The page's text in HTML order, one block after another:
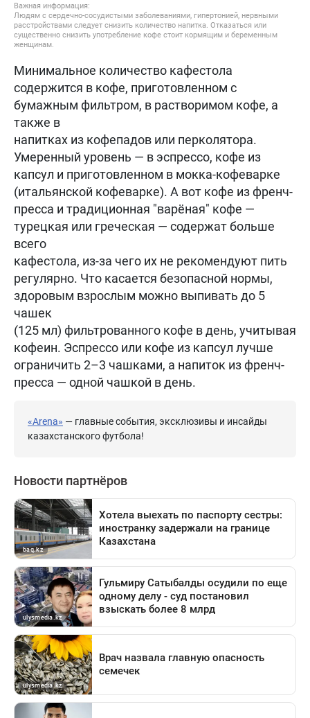
Важная информация:
Людям с сердечно-сосудистыми заболеваниями, гипертонией, нервными
расстройствами следует снизить количество напитка. Отказаться или
существенно снизить употребление кофе стоит кормящим и беременным
женщинам.
Минимальное количество кафестола
содержится в кофе, приготовленном с
бумажным фильтром, в растворимом кофе, а
также в
напитках из кофепадов или перколятора.
Умеренный уровень — в эспрессо, кофе из
капсул и приготовленном в мокка-кофеварке
(итальянской кофеварке). А вот кофе из френч-
пресса и традиционная "варёная" кофе —
турецкая или греческая — содержат больше
всего
кафестола, из-за чего их не рекомендуют пить
регулярно. Что касается безопасной нормы,
здоровым взрослым можно выпивать до 5
чашек
(125 мл) фильтрованного кофе в день, учитывая
кофеин. Эспрессо или кофе из капсул лучше
ограничить 2–3 чашками, а напиток из френч-
пресса — одной чашкой в день.
«Arena» — главные события, эксклюзивы и инсайды
казахстанского футбола!